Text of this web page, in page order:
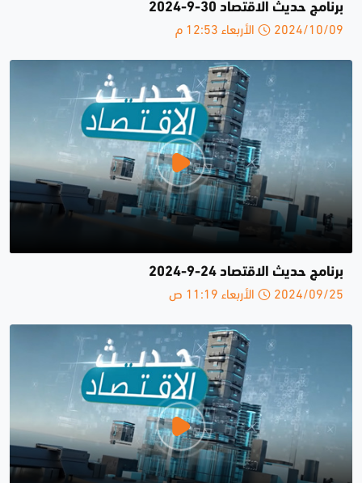
برنامج حديث الاقتصاد 30-9-2024
2024/10/09 الأربعاء 12:53 م
برنامج حديث الاقتصاد 24-9-2024
2024/09/25 الأربعاء 11:19 ص